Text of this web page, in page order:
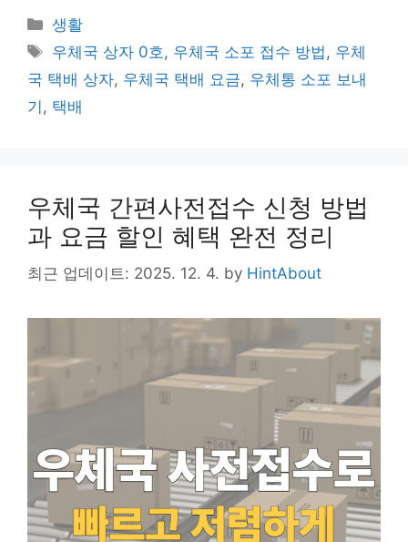
p
y
Li
n
s
a
e
b
er e
Categories
생활
Tags
우체국 상자 0호, 우체국 소포 접수 방법, 우체
국 택배 상자, 우체국 택배 요금, 우체통 소포 보내
기 , 택배
우체국 간편사전접수 신청 방법
과 요금 할인 혜택 완전 정리
최근 업데이트: 2025. 12. 4. by HintAbout